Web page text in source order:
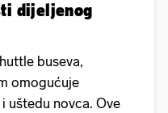
dijeljenog
buseva,
omogućuje
uštedu novca. Ove